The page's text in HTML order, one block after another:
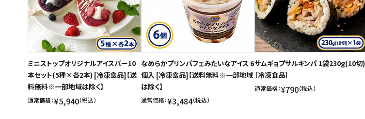
ミニストップオリジナルアイスバー10
本セット(5種×各2本) [冷凍食品]【送
料無料※一部地域は除く】
通常価格：¥5,940（税込）
なめらかプリンパフェみたいなアイス 6
個入 [冷凍食品]【送料無料※一部地域
は除く】
通常価格：¥3,484（税込）
サムギョプサルキンパ 1袋230g(10切)
［冷凍食品］
通常価格：¥790（税込）